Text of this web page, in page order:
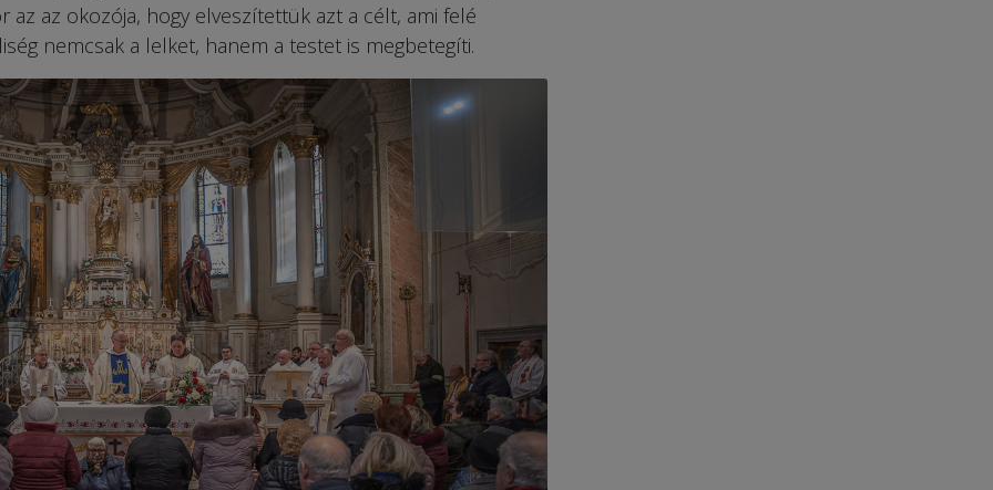
az az okozója, hogy elveszítettük azt a célt, ami felé
nemcsak a lelket, hanem a testet is megbetegíti.